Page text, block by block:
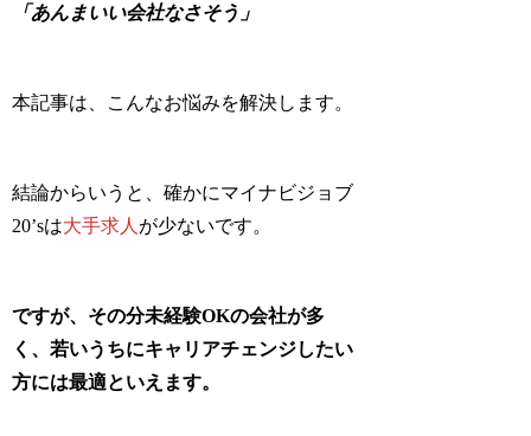
「あんまいい会社なさそう」
本記事は、こんなお悩みを解決します。
結論からいうと、確かにマイナビジョブ
20’sは大手求人 が少ないです。
ですが、その分未経験OKの会社が多
く、若いうちにキャリアチェンジしたい
方には最適といえます。